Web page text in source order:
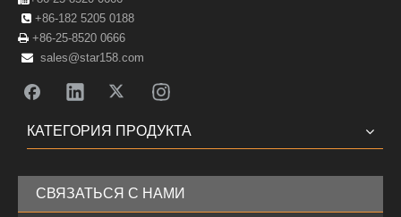
 +86-182 5205 0188
 +86-25-8520 0666
 sales@star158.com
КАТЕГОРИЯ ПРОДУКТА
СВЯЗАТЬСЯ С НАМИ